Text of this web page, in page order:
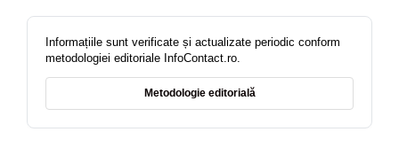
Informațiile sunt verificate și actualizate periodic conform
metodologiei editoriale InfoContact.ro.
Metodologie editorială